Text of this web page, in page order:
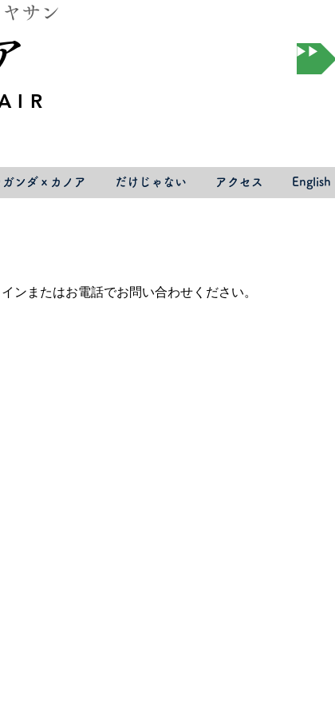
サン
オンライン予約▶▶▶
ガンダｘカノア だけじゃない アクセス English
ンまたはお電話でお問い合わせください。